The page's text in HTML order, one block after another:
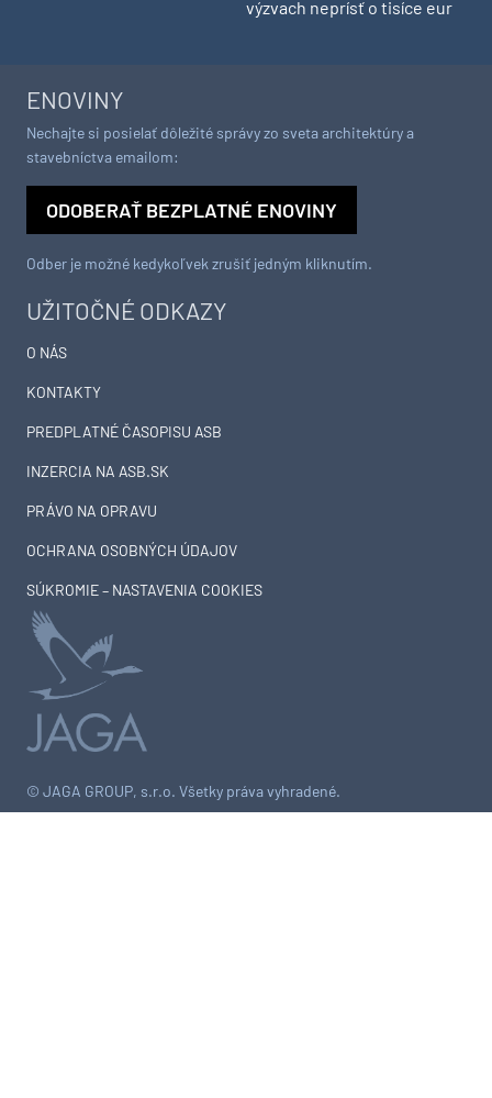
výzvach neprísť o tisíce eur
© JAGA GROUP, s.r.o. Všetky práva vyhradené.
UŽITOČNÉ ODKAZY
O NÁS
KONTAKTY
PREDPLATNÉ ČASOPISU ASB
INZERCIA NA ASB.SK
PRÁVO NA OPRAVU
OCHRANA OSOBNÝCH ÚDAJOV
SÚKROMIE – NASTAVENIA COOKIES
ENOVINY
Nechajte si posielať dôležité správy zo sveta architektúry a
stavebníctva emailom:
ODOBERAŤ BEZPLATNÉ ENOVINY
Odber je možné kedykoľvek zrušiť jedným kliknutím.